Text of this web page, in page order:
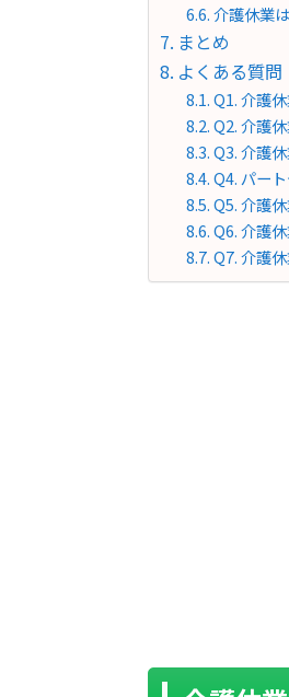
介護休業
まとめ
よくある質問
Q1. 介護
Q2. 介護
Q3. 介護
Q4. パー
Q5. 介護
Q6. 介護
Q7. 介護